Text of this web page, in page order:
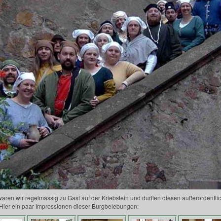
wir regelmässig zu Gast auf der Kriebstein und durften diesen
ein paar Impressionen dieser Burgbelebungen: